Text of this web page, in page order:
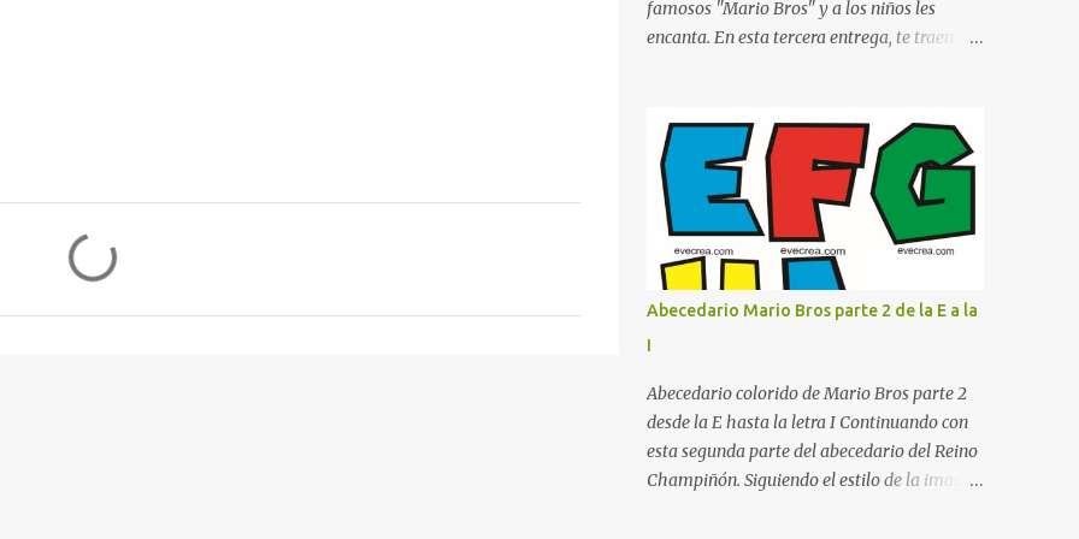
profesional. ¿Por qué son importantes los
vez, encontrar la biblioteca, la dirección o un
aula específica puede resultar c...
famosos "Mario Bros" y a los niños les
encanta. En esta tercera entrega, te traemos
que hemos incluido la letra Ñ , esencial para
todos nuestros proyectos en español. Bloque
de letras fuente Mario Bros desde la J hasta
la Q ¿Qué incluye este bloque de letras? En
esta sección de evecrea.com , encontrarás
imágenes individuales en alta resolución de
las siguientes letras: Letras vibrantes : La J y
la M en el clásico rojo de la gorra de Mario.
Tonos azules : La K y la Ñ , que destacan por
su diseño limpio y audaz. Colores
secundarios : La L y la Q en amarillo
brillante, junto con la N y la P en un verde
inspirado en los niveles de los juegos.
Abecedario Mario Bros parte 2 de la E a la
I
Abecedario colorido de Mario Bros parte 2
desde la E hasta la letra I Continuando con
esta segunda parte del abecedario del Reino
Champiñón. Siguiendo el estilo de la imagen